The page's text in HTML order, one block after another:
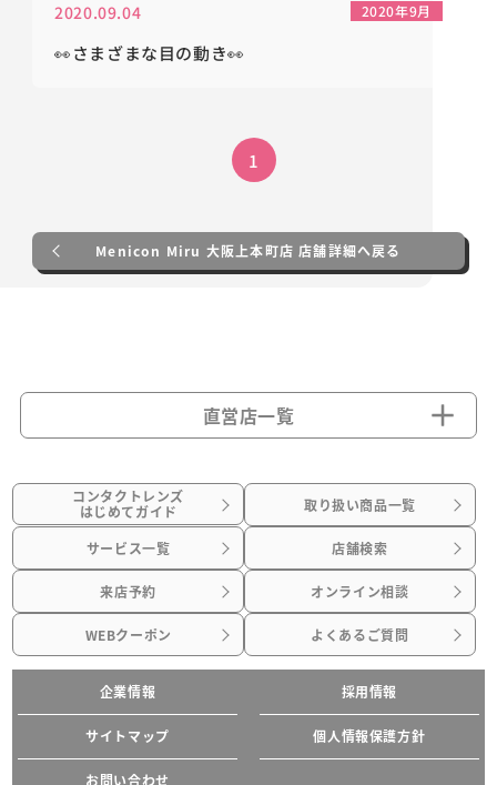
2020.09.04 2020年9月
👀さまざまな目の動き👀
1
Menicon Miru 大阪上本町店 店舗詳細へ戻る
直営店一覧
コンタクトレンズ
はじめてガイド 取り扱い商品一覧
サービス一覧 店舗検索
来店予約 オンライン相談
WEBクーポン よくあるご質問
企業情報 採用情報
サイトマップ 個人情報保護方針
お問い合わせ